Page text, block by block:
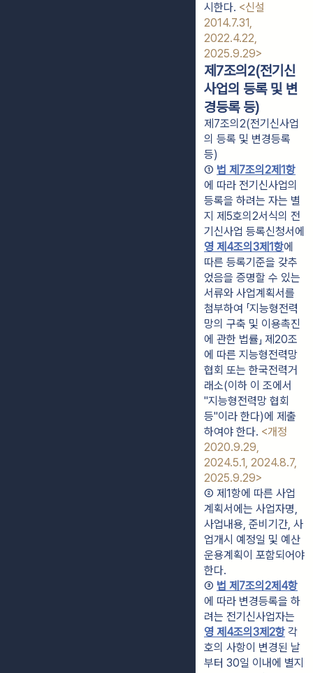
시한다. <신설
2014.7.31,
2022.4.22,
2025.9.29>
제7조의2(전기신
사업의 등록 및 변
경등록 등)
제7조의2(전기신사업
의 등록 및 변경등록
등)
① 법 제7조의2제1항
에 따라 전기신사업의
등록을 하려는 자는 별
지 제5호의2서식의 전
영 제4조의3제1항에
따른 등록기준을 갖추
었음을 증명할 수 있는
서류와 사업계획서를
첨부하여 「지능형전력
망의 구축 및 이용촉진
에 관한 법률」 제20조
에 따른 지능형전력망
협회 또는 한국전력거
래소(이하 이 조에서
"지능형전력망 협회
등"이라 한다)에 제출
하여야 한다. <개정
2020.9.29,
2024.5.1, 2024.8.7,
2025.9.29>
② 제1항에 따른 사업
계획서에는 사업자명,
사업내용, 준비기간, 사
업개시 예정일 및 예산
운용계획이 포함되어야
한다.
③ 법 제7조의2제4항
에 따라 변경등록을 하
영 제4조의3제2항 각
호의 사항이 변경된 날
부터 30일 이내에 별지